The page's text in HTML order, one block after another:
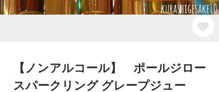
【ノンアルコール】 ポールジロー
スパークリング グレープジュー